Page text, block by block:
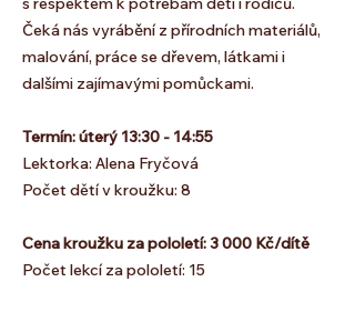
Čeká nás vyrábění z přírodních materiálů,
malování, práce se dřevem, látkami i
dalšími zajímavými pomůckami.
Termín: úterý 13:30 - 14:55
Lektorka: Alena Fryčová
Počet dětí v kroužku: 8
Cena kroužku za pololetí: 3 000 Kč/dítě
Počet lekcí za pololetí: 15